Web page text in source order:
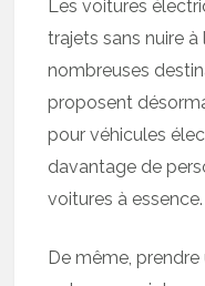
Les voitures
trajets sans nuire à
nombreuses
proposent
pour véhicules
davantage de
voitures à essence.
De même,